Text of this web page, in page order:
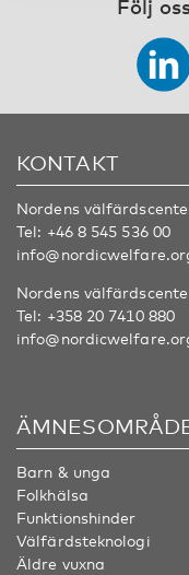
Följ
KONTAKT
Nordens
Tel: +46 8 545 536 00
Nordens
Tel: +358 20 7410 880
Barn & unga
Folkhälsa
Funktionshinder
Välfärdsteknologi
Äldre vuxna